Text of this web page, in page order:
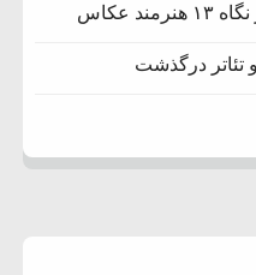
عکاس
تئاتر درگذشت